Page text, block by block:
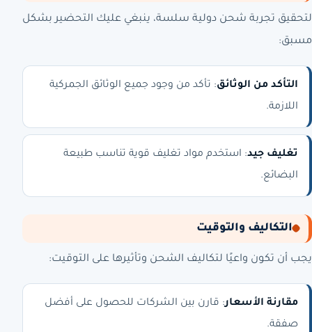
لتحقيق تجربة شحن دولية سلسة، ينبغي عليك التحضير بشكل
مسبق:
التأكد من الوثائق: تأكد من وجود جميع الوثائق الجمركية
اللازمة.
تغليف جيد: استخدم مواد تغليف قوية تناسب طبيعة
البضائع.
التكاليف والتوقيت
يجب أن تكون واعيًا لتكاليف الشحن وتأثيرها على التوقيت:
مقارنة الأسعار: قارن بين الشركات للحصول على أفضل
صفقة.